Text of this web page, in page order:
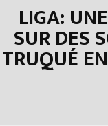
LIGA:
SUR DES
TRUQUÉ